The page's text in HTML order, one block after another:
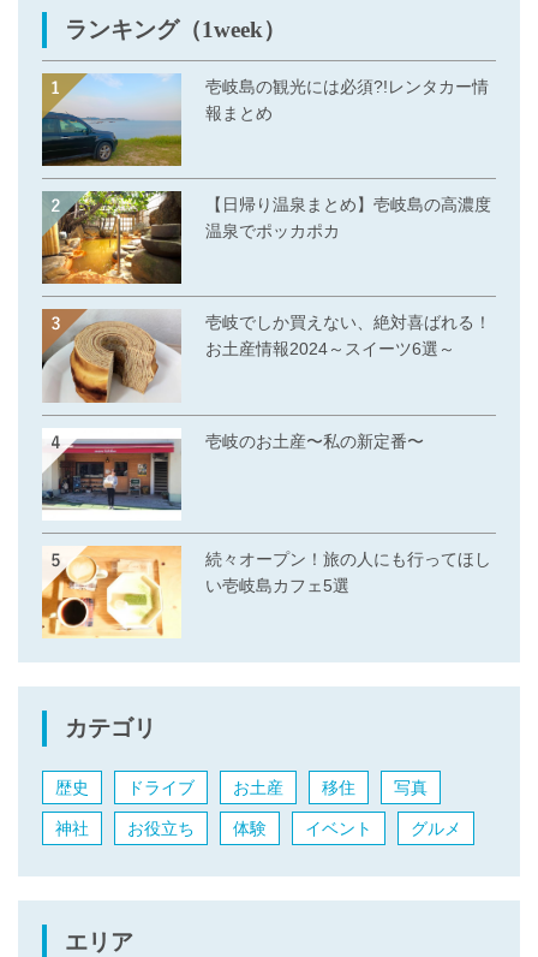
ランキング（1week）
壱岐島の観光には必須?!レンタカー情
報まとめ
【日帰り温泉まとめ】壱岐島の高濃度
温泉でポッカポカ
壱岐でしか買えない、絶対喜ばれる！
お土産情報2024～スイーツ6選～
壱岐のお土産〜私の新定番〜
続々オープン！旅の人にも行ってほし
い壱岐島カフェ5選
カテゴリ
歴史 ドライブ お土産 移住 写真
神社 お役立ち 体験 イベント グルメ
エリア